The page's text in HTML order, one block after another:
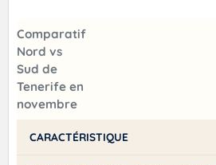
Comparatif
Nord vs
Sud de
Tenerife en
novembre
CARACTÉRISTIQUE